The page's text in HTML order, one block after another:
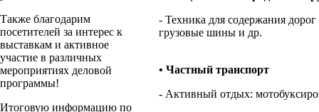
Также благодарим
посетителей за интерес к
выставкам и активное
участие в различных
мероприятиях деловой
программы!
Итоговую информацию по
- Техника для содержания
грузовые шины и др.
• Частный транспорт
- Активный отдых: